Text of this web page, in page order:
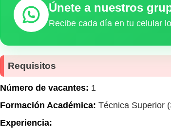
Únete a nuestros
Recibe cada día en tu celular
Requisitos
Número de vacantes: 1
Formación Académica: Técnica Superior
Experiencia: